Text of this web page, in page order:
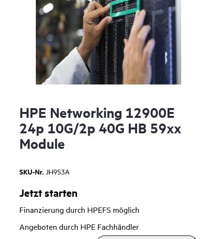
HPE Networking 12900E
24p 10G/2p 40G HB 59xx
Module
SKU-Nr. JH953A
Jetzt starten
Finanzierung durch HPEFS möglich
Angeboten durch HPE Fachhändler